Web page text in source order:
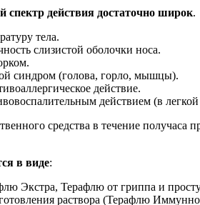
спектр действия достаточно широк.
тела.
слизистой оболочки носа.
синдром (голова, горло, мышцы).
действие.
действием (в
средства в течение получаса
в виде:
Экстра, Терафлю от гриппа и
раствора (Терафлю